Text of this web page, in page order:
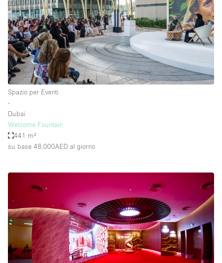
Spazio per Eventi
∙
Dubai
Welcome Fountain
441 m²
su base 48.000AED al giorno